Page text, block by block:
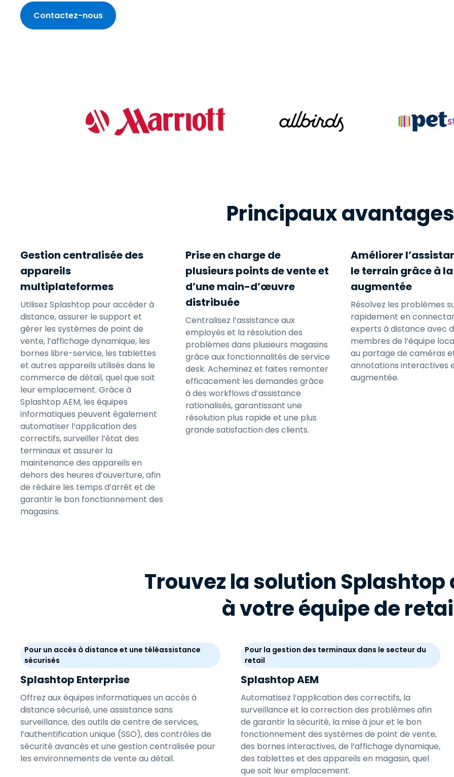
terminaux
Voir tous
Contactez-nous
Principaux avantages
Gestion centralisée des
appareils
multiplateformes
Utilisez Splashtop pour accéder à
distance, assurer le support et
gérer les systèmes de point de
vente, l’affichage dynamique, les
bornes libre-service, les tablettes
et autres appareils utilisés dans le
commerce de détail, quel que soit
leur emplacement. Grâce à
Splashtop AEM, les équipes
informatiques peuvent également
automatiser l’application des
correctifs, surveiller l’état des
terminaux et assurer la
maintenance des appareils en
dehors des heures d’ouverture, afin
de réduire les temps d’arrêt et de
garantir le bon fonctionnement des
magasins.
Prise en charge de
plusieurs points de vente et
d’une main-d’œuvre
distribuée
Centralisez l’assistance aux
employés et la résolution des
problèmes dans plusieurs magasins
grâce aux fonctionnalités de service
desk. Acheminez et faites remonter
efficacement les demandes grâce
à des workflows d’assistance
rationalisés, garantissant une
résolution plus rapide et une plus
grande satisfaction des clients.
Améliorer
le terrain grâce à
augmentée
Résolvez les problèmes
rapidement en
experts à distance avec
membres de l’équipe
au partage de caméras
annotations interactives
augmentée.
Trouvez la solution
à votre équipe de
Pour un accès à distance et une téléassistance
sécurisés
Splashtop Enterprise
Offrez aux équipes informatiques un accès à
distance sécurisé, une assistance sans
surveillance, des outils de centre de services,
l’authentification unique (SSO), des contrôles de
sécurité avancés et une gestion centralisée pour
les environnements de vente au détail.
Pour la gestion des terminaux dans le secteur du
retail
Splashtop AEM
Automatisez l’application des correctifs, la
surveillance et la correction des problèmes afin
de garantir la sécurité, la mise à jour et le bon
fonctionnement des systèmes de point de vente,
des bornes interactives, de l’affichage dynamique,
des tablettes et des appareils en magasin, quel
que soit leur emplacement.